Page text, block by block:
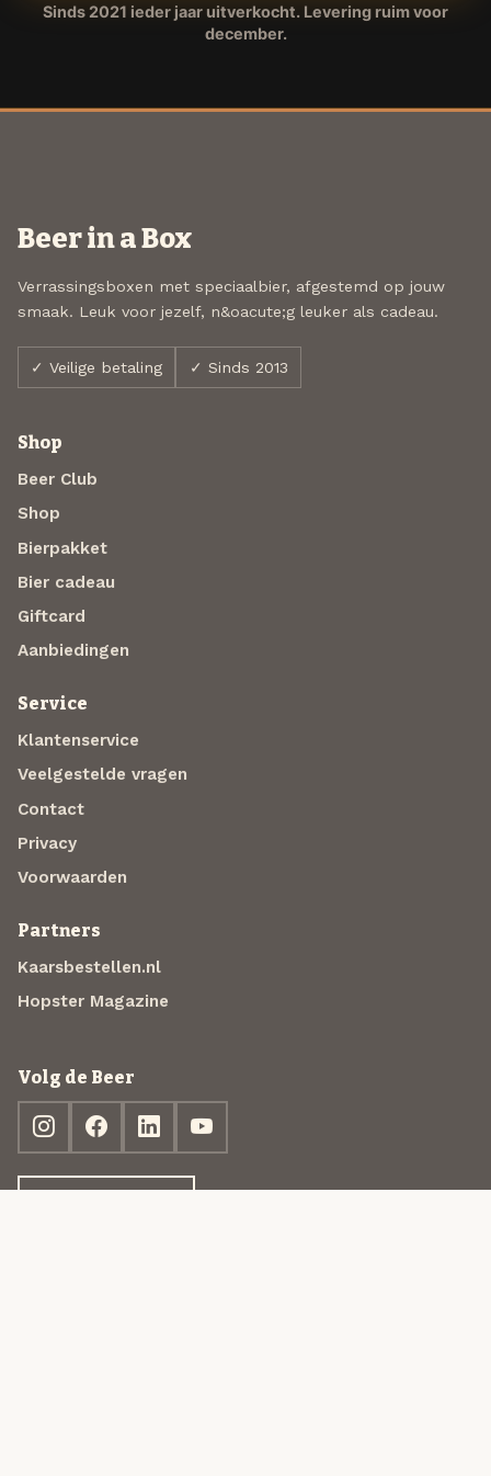
Sinds 2021 ieder jaar uitverkocht. Levering ruim voor
december.
Beer in a Box
Verrassingsboxen met speciaalbier, afgestemd op jouw
smaak. Leuk voor jezelf, n&oacute;g leuker als cadeau.
✓ Veilige betaling ✓ Sinds 2013
Shop
Beer Club
Shop
Bierpakket
Bier cadeau
Giftcard
Aanbiedingen
Service
Klantenservice
Veelgestelde vragen
Contact
Privacy
Voorwaarden
Partners
Kaarsbestellen.nl
Hopster Magazine
Volg de Beer